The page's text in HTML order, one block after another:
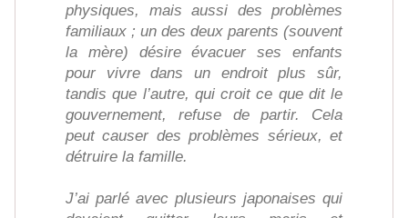
physiques, mais aussi des problèmes
familiaux ; un des deux parents (souvent
la mère) désire évacuer ses enfants
pour vivre dans un endroit plus sûr,
tandis que l’autre, qui croit ce que dit le
gouvernement, refuse de partir. Cela
peut causer des problèmes sérieux, et
détruire la famille.
J’ai parlé avec plusieurs japonaises qui